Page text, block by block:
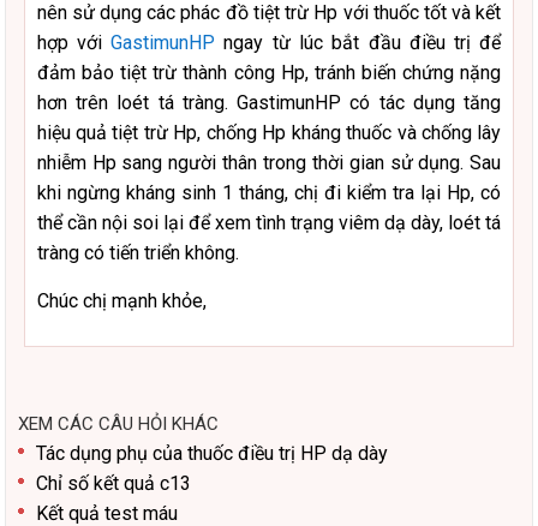
nên sử dụng các phác đồ tiệt trừ Hp với thuốc tốt và kết
hợp vớiGastimunHPngay từ lúc bắt đầu điều trị để
đảm bảo tiệt trừ thành công Hp, tránh biến chứng nặng
hơn trên loét tá tràng. GastimunHP có tác dụng tăng
hiệu quả tiệt trừ Hp, chống Hp kháng thuốc và chống lây
nhiễm Hp sang người thân trong thời gian sử dụng. Sau
khi ngừng kháng sinh 1 tháng, chị đi kiểm tra lại Hp, có
thể cần nội soi lại để xem tình trạng viêm dạ dày, loét tá
tràng có tiến triển không.
Chúc chị mạnh khỏe,
XEM CÁC CÂU HỎI KHÁC
Tác dụng phụ của thuốc điều trị HP dạ dày
Chỉ số kết quả c13
Kết quả test máu